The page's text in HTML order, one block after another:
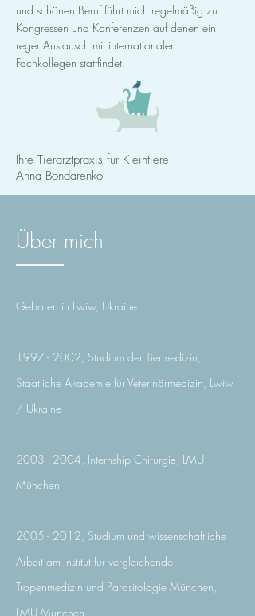
und schönen Beruf führt mich regelmäßig zu
Kongressen und Konferenzen auf denen ein
reger Austausch mit internationalen
Fachkollegen stattfindet.
Ihre Tierarztpraxis für Kleintiere
Anna Bondarenko
Über mich
Geboren in Lwiw, Ukraine
1997 - 2002, Studium der Tiermedizin,
Staatliche Akademie für Veterinärmedizin, Lwiw
/ Ukraine
2003 - 2004, Internship Chirurgie, LMU
München
2005 - 2012, Studium und wissenschaftliche
Arbeit am Institut für vergleichende
Tropenmedizin und Parasitologie München,
LMU München